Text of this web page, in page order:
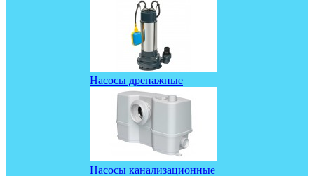
Насосы дренажные
Насосы канализационные